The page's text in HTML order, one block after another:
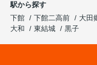
駅から探す
下館
下館二高前 大田
大和
東結城 黒子